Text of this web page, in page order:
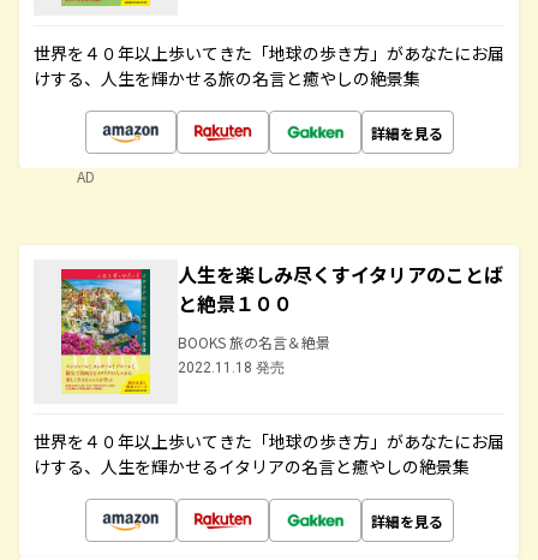
世界を４０年以上歩いてきた「地球の歩き方」があなたにお届
けする、人生を輝かせる旅の名言と癒やしの絶景集
詳細を見る
AD
人生を楽しみ尽くすイタリアのことば
と絶景１００
BOOKS 旅の名言＆絶景
2022.11.18 発売
世界を４０年以上歩いてきた「地球の歩き方」があなたにお届
けする、人生を輝かせるイタリアの名言と癒やしの絶景集
詳細を見る